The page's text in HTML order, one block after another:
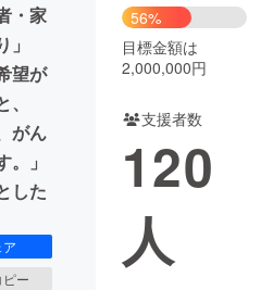
Good
CAMPFIRE Creation
納税machi-ya コミュニティ
・家
望が
がん
」
した
ー
56%
目標金額は
2,000,000円
支援者数
120
人